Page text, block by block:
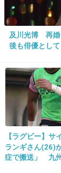
ーク来そう
30. 匿名2019/10/24(木)
玉森くんこ
31. 匿名2019/10/24(木)
調査って
及川光博 再婚
後も俳優として
【ラグビー】サ
ランギさん(26)
症で搬送」 九
デンヴォルテク